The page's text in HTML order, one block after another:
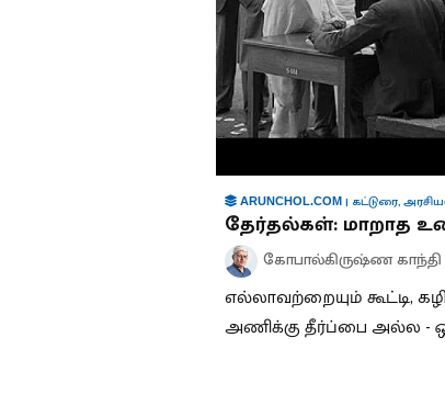
ARUNCHOL.COM | கட்டுரை,
தேர்தல்கள்: மாறாத
கோபால்கிருஷ்ண காந்தி
எல்லாவற்றையும் கூட்டி,
அணிக்கு தீர்ப்பை அல்ல -